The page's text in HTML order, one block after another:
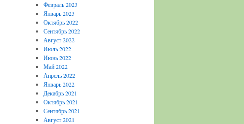
Февраль 2023
Январь 2023
Октябрь 2022
Сентябрь 2022
Август 2022
Июль 2022
Июнь 2022
Май 2022
Апрель 2022
Январь 2022
Декабрь 2021
Октябрь 2021
Сентябрь 2021
Август 2021